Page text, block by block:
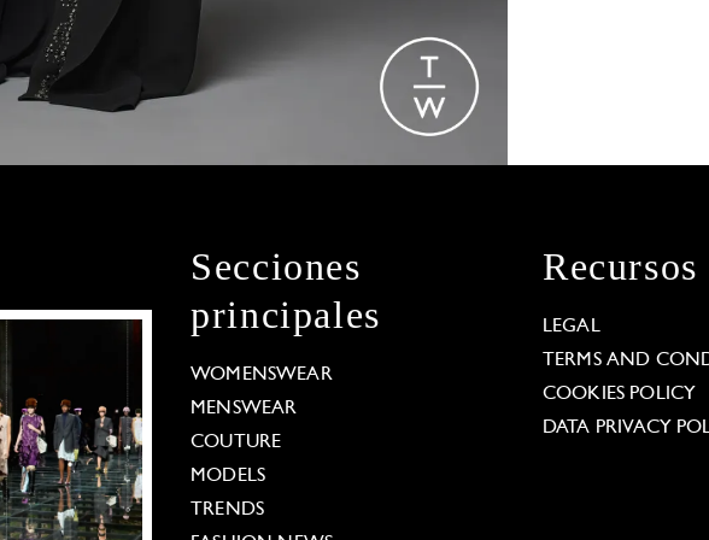
Secciones
principales
WOMENSWEAR
MENSWEAR
COUTURE
MODELS
TRENDS
Recursos
LEGAL
TERMS AND
COOKIES POLICY
DATA PRIVACY